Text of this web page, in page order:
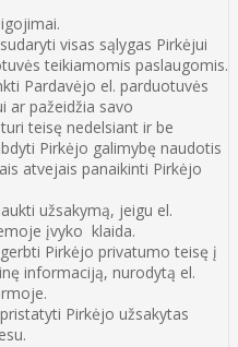
visas sąlygas Pirkėjui
teikiamomis paslaugomis.
Pardavėjo el. parduotuvės
ar pažeidžia savo
teisę nedelsiant ir be
Pirkėjo galimybę naudotis
atvejais panaikinti Pirkėjo
užsakymą, jeigu el.
įvyko klaida.
Pirkėjo privatumo teisę į
informaciją, nurodytą el.
Pirkėjo užsakytas